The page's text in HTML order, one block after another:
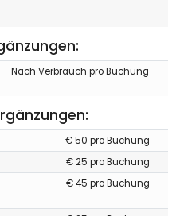
2021 - Spanien :
excelente para los
Haus
Nach Verbrauch pro Buchung
€ 50 pro Buchung
€ 25 pro Buchung
€ 45 pro Buchung